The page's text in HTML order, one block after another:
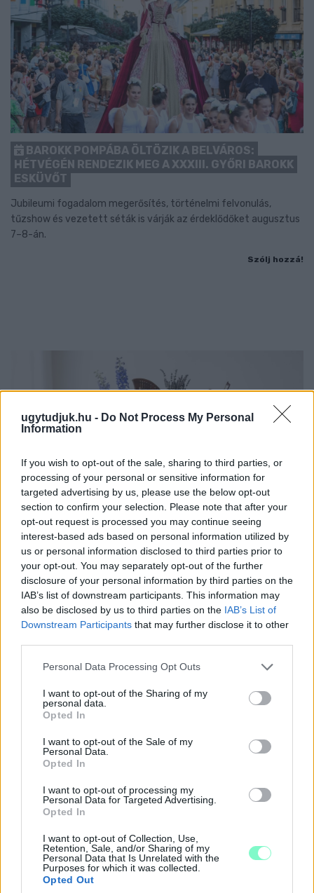
ugytudjuk.hu - Do Not Process My Personal
Information
If you wish to opt-out of the sale, sharing to third parties, or
processing of your personal or sensitive information for
targeted advertising by us, please use the below opt-out
section to confirm your selection. Please note that after your
opt-out request is processed you may continue seeing
interest-based ads based on personal information utilized by
us or personal information disclosed to third parties prior to
your opt-out. You may separately opt-out of the further
disclosure of your personal information by third parties on the
IAB’s list of downstream participants. This information may
also be disclosed by us to third parties on the IAB’s List of
Downstream Participants that may further disclose it to other
Please note that this website/app uses one or more Google
not limited to your visit or usage behaviour. You may click to
grant or deny consent to Google and its third-party tags to
use your data for below specified purposes in below Google
consent section.
Personal Data Processing Opt Outs
I want to opt-out of the Sharing of my
personal data.
Opted In
I want to opt-out of the Sale of my
Personal Data.
Opted In
I want to opt-out of processing my
Personal Data for Targeted Advertising.
Opted In
I want to opt-out of Collection, Use,
Retention, Sale, and/or Sharing of my
Personal Data that Is Unrelated with the
Purposes for which it was collected.
Opted Out
BAROKK POMPÁBA ÖLTÖZIK A BELVÁROS:
HÉTVÉGÉN RENDEZIK MEG A XXXIII. GYŐRI BAROKK
ESKÜVŐT
Jubileumi fogadalom megerősítés, történelmi felvonulás,
tűzshow és vezetett séták is várják az érdeklődőket augusztus
7–8-án.
Szólj hozzá!
EXTRA: A VÁSÁRCSARNOKBAN NYITJA ÚJ ÉVADÁT
A GYŐRI FILHARMONIKUS ZENEKAR
A „Zenélő piac” című különleges koncerttel szeptember 7-én
rendhagyó helyszínen találkozhat a közönség a klasszikus